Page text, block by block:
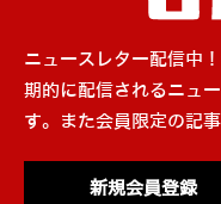
ニュースレター配信中
期的に配信されるニュ
す。また会員限定の記
新規会員登録